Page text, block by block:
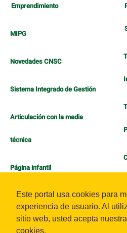
Este portal usa cookies para
experiencia de usuario. Al
sitio web, usted acepta
cookies.
Emprendimiento
MIPG
Novedades CNSC
Sistema Integrado de Gestión
Articulación con la media
técnica
Página infantil